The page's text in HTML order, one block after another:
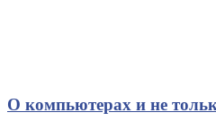
О компьютерах и не